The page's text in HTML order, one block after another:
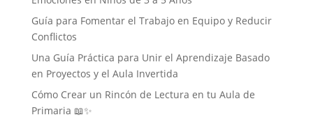
Guía para Fomentar el Trabajo en Equipo y Reducir
Conflictos
Una Guía Práctica para Unir el Aprendizaje Basado
en Proyectos y el Aula Invertida
Cómo Crear un Rincón de Lectura en tu Aula de
Primaria 📖✨